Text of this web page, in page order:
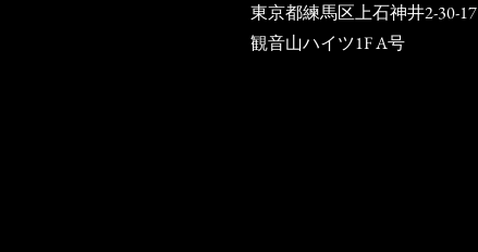
東京都練馬区上石神井2-30-17
​観音山ハイツ1F A号